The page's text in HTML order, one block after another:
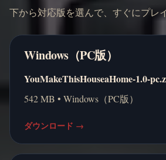
下から対応版を選んで、すぐにプレ
Windows（PC版）
YouMakeThisHouseaHome-1.0-
542 MB • Windows（PC版）
ダウンロード →